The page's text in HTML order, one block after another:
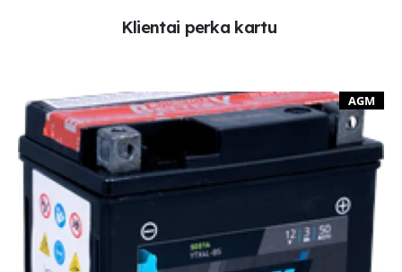
Klientai perka kartu
AGM